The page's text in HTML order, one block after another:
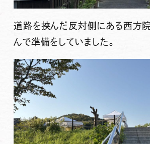
道路を挟んだ反対側にある西方院
んで準備をしていました。